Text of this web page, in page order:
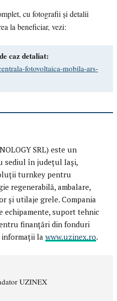
cu fotografii și detalii
la beneficiar, vezi:
caz detaliat:
fotovoltaica-mobila-ars-
SRL) este un
sediul în județul Iași,
turnkey pentru
regenerabilă, ambalare,
și utilaje grele. Compania
echipamente, suport tehnic
finanțări din fonduri
informații la www.uzinex.ro.
UZINEX